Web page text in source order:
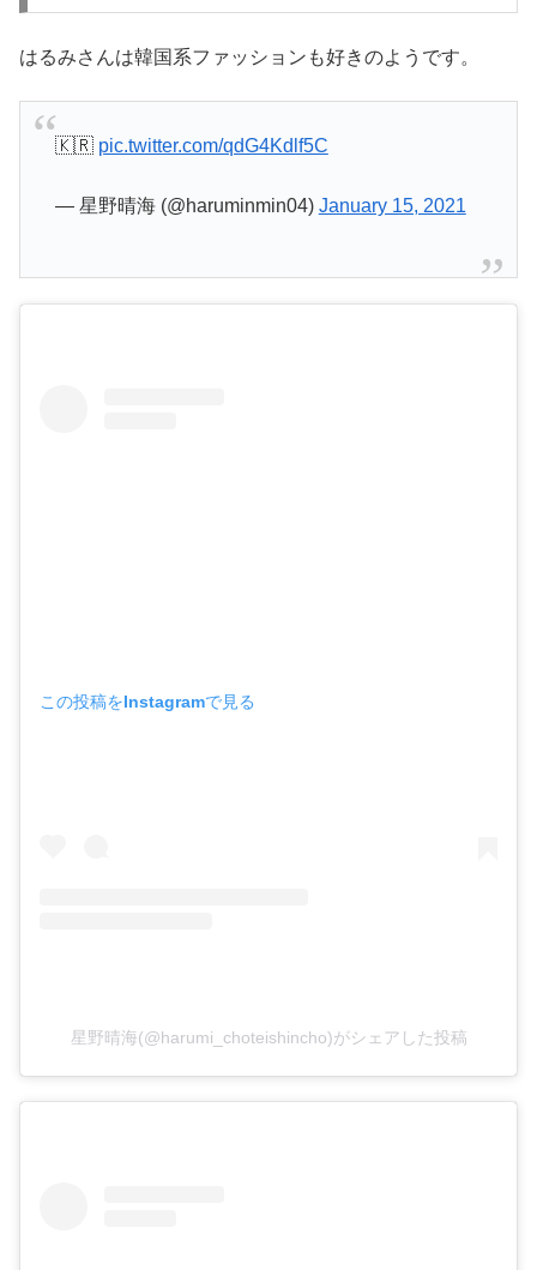
はるみさんは韓国系ファッションも好きのようです。
🇰🇷 pic.twitter.com/qdG4Kdlf5C
— 星野晴海 (@haruminmin04) January 15, 2021
この投稿をInstagramで見る
星野晴海(@harumi_choteishincho)がシェアした投稿